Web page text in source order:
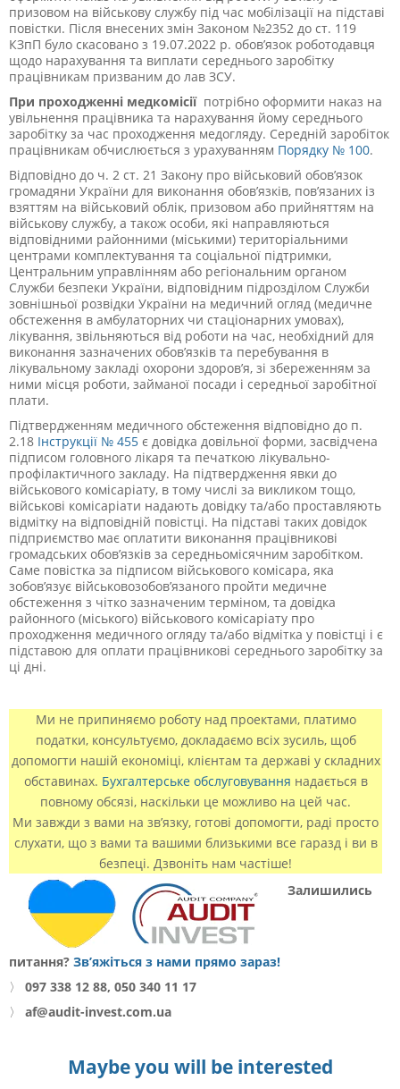
призовом на військову службу під час мобілізації на підставі
повістки. Після внесених змін Законом №2352 до ст. 119
КЗпП було скасовано з 19.07.2022 р. обов’язок роботодавця
щодо нарахування та виплати середнього заробітку
працівникам призваним до лав ЗСУ.
При проходженні медкомісіїпотрібно оформити наказ на
увільнення працівника та нарахування йому середнього
заробітку за час проходження медогляду. Середній заробіток
працівникам обчислюється з урахуванням Порядку № 100.
Відповідно до ч. 2 ст. 21 Закону про військовий обов’язок
громадяни України для виконання обов’язків, пов’язаних із
взяттям на військовий облік, призовом або прийняттям на
військову службу, а також особи, які направляються
відповідними районними (міськими) територіальними
центрами комплектування та соціальної підтримки,
Центральним управлінням або регіональним органом
Служби безпеки України, відповідним підрозділом Служби
зовнішньої розвідки України на медичний огляд (медичне
обстеження в амбулаторних чи стаціонарних умовах),
лікування, звільняються від роботи на час, необхідний для
виконання зазначених обов’язків та перебування в
лікувальному закладі охорони здоров’я, зі збереженням за
ними місця роботи, займаної посади і середньої заробітної
плати.
Підтвердженням медичного обстеження відповідно до п.
2.18 Інструкції № 455 є довідка довільної форми, засвідчена
підписом головного лікаря та печаткою лікувально-
профілактичного закладу. На підтвердження явки до
військового комісаріату, в тому числі за викликом тощо,
військові комісаріати надають довідку та/або проставляють
відмітку на відповідній повістці. На підставі таких довідок
підприємство має оплатити виконання працівникові
громадських обов’язків за середньомісячним заробітком.
Саме повістка за підписом військового комісара, яка
зобов’язує військовозобов’язаного пройти медичне
обстеження з чітко зазначеним терміном, та довідка
районного (міського) військового комісаріату про
проходження медичного огляду та/або відмітка у повістці і є
підставою для оплати працівникові середнього заробітку за
ці дні.
Ми не припиняємо роботу над проектами, платимо
податки, консультуємо, докладаємо всіх зусиль, щоб
допомогти нашій економіці, клієнтам та державі у складних
обставинах. Бухгалтерське обслуговування надається в
повному обсязі, наскільки це можливо на цей час.
Ми завжди з вами на зв’язку, готові допомогти, раді просто
слухати, що з вами та вашими близькими все гаразд і ви в
безпеці. Дзвоніть нам частіше!
Залишились
питання? Зв’яжіться з нами прямо зараз!
〉
097 338 12 88, 050 340 11 17
〉
af@audit-invest.com.ua
Maybe you will be interested